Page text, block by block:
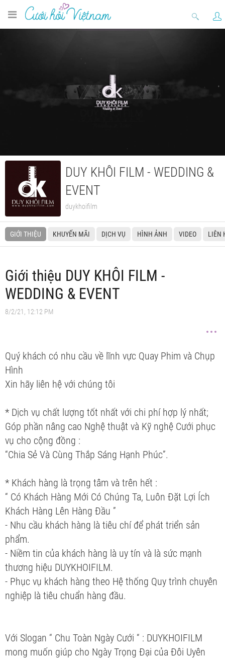
DUY KHÔI FILM - WEDDING &
EVENT
duykhoifilm
GIỚI THIỆU KHUYẾN MÃI DỊCH VỤ HÌNH ẢNH VIDEO LIÊN
Giới thiệu DUY KHÔI FILM -
WEDDING & EVENT
8/2/21, 12:12 PM
Quý khách có nhu cầu về lĩnh vực Quay Phim và Chụp
Hình
Xin hãy liên hệ với chúng tôi
* Dịch vụ chất lượng tốt nhất với chi phí hợp lý nhất;
Góp phần nâng cao Nghệ thuật và Kỹ nghệ Cưới phục
vụ cho cộng đồng :
“Chia Sẻ Và Cùng Thắp Sáng Hạnh Phúc”.
* Khách hàng là trọng tâm và trên hết :
“ Có Khách Hàng Mới Có Chúng Ta, Luôn Đặt Lợi Ích
Khách Hàng Lên Hàng Đầu ”
- Nhu cầu khách hàng là tiêu chí để phát triển sản
phẩm.
- Niềm tin của khách hàng là uy tín và là sức mạnh
thương hiệu DUYKHOIFILM.
- Phục vụ khách hàng theo Hệ thống Quy trình chuyên
nghiệp là tiêu chuẩn hàng đầu.
Với Slogan “ Chu Toàn Ngày Cưới “ : DUYKHOIFILM
mong muốn giúp cho Ngày Trọng Đại của Đôi Uyên